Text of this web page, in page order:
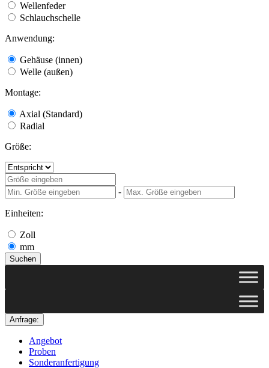
Wellenfeder
Schlauchschelle
Anwendung:
Gehäuse (innen)
Welle (außen)
Montage:
Axial (Standard)
Radial
Größe:
-
Einheiten:
Zoll
mm
Suchen
Anfrage:
Angebot
Proben
Sonderanfertigung